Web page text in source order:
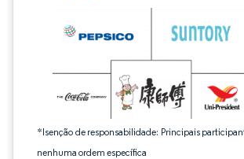
*Isenção de responsabilidade: Principais
nenhuma ordem específica